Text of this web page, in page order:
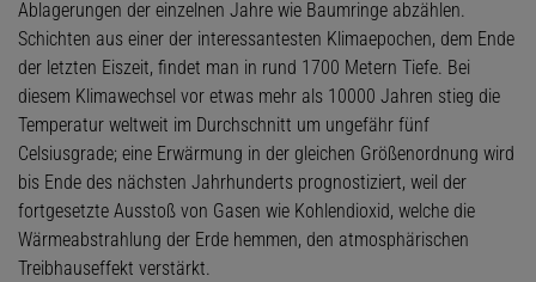
Ablagerungen der einzelnen Jahre wie Baumringe abzählen.
Schichten aus einer der interessantesten Klimaepochen, dem Ende
der letzten Eiszeit, findet man in rund 1700 Metern Tiefe. Bei
diesem Klimawechsel vor etwas mehr als 10000 Jahren stieg die
Temperatur weltweit im Durchschnitt um ungefähr fünf
Celsiusgrade; eine Erwärmung in der gleichen Größenordnung wird
bis Ende des nächsten Jahrhunderts prognostiziert, weil der
fortgesetzte Ausstoß von Gasen wie Kohlendioxid, welche die
Wärmeabstrahlung der Erde hemmen, den atmosphärischen
Treibhauseffekt verstärkt.